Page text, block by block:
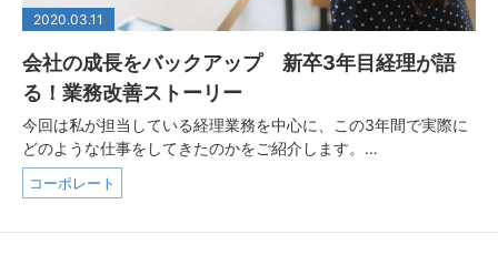
2020.03.11
会社の成長をバックアップ 新卒3年目経理が語
る！業務改善ストーリー
今回は私が担当している経理業務を中心に、この3年間で実際に
どのような仕事をしてきたのかをご紹介します。…
コーポレート